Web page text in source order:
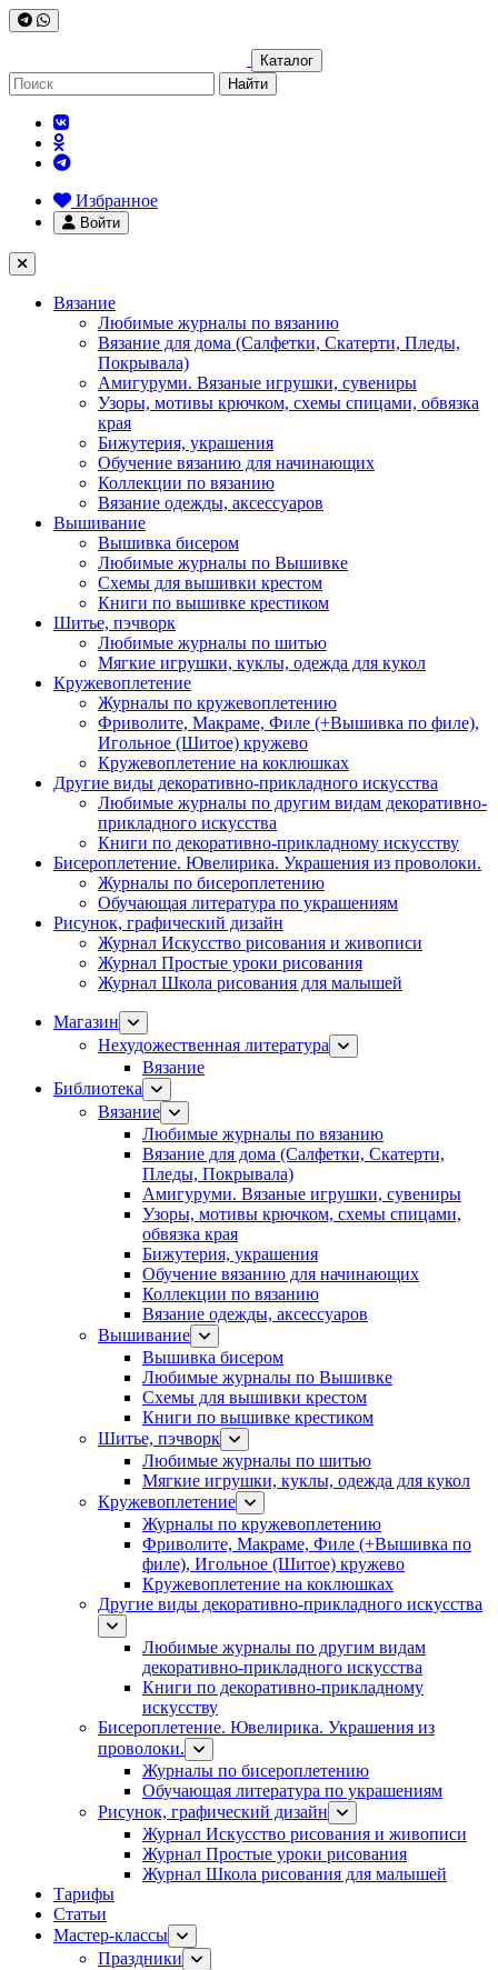
Каталог
Найти
Избранное
Войти
Вязание
Любимые журналы по вязанию
Вязание для дома (Салфетки, Скатерти, Пледы,
Покрывала)
Амигуруми. Вязаные игрушки, сувениры
Узоры, мотивы крючком, схемы спицами, обвязка
края
Бижутерия, украшения
Обучение вязанию для начинающих
Коллекции по вязанию
Вязание одежды, аксессуаров
Вышивание
Вышивка бисером
Любимые журналы по Вышивке
Схемы для вышивки крестом
Книги по вышивке крестиком
Шитье, пэчворк
Любимые журналы по шитью
Мягкие игрушки, куклы, одежда для кукол
Кружевоплетение
Журналы по кружевоплетению
Фриволите, Макраме, Филе (+Вышивка по филе),
Игольное (Шитое) кружево
Кружевоплетение на коклюшках
Другие виды декоративно-прикладного искусства
Любимые журналы по другим видам декоративно-
прикладного искусства
Книги по декоративно-прикладному искусству
Бисероплетение. Ювелирика. Украшения из проволоки.
Журналы по бисероплетению
Обучающая литература по украшениям
Рисунок, графический дизайн
Журнал Искусство рисования и живописи
Журнал Простые уроки рисования
Журнал Школа рисования для малышей
Магазин
Нехудожественная литература
Вязание
Библиотека
Вязание
Любимые журналы по вязанию
Вязание для дома (Салфетки, Скатерти,
Пледы, Покрывала)
Амигуруми. Вязаные игрушки, сувениры
Узоры, мотивы крючком, схемы спицами,
обвязка края
Бижутерия, украшения
Обучение вязанию для начинающих
Коллекции по вязанию
Вязание одежды, аксессуаров
Вышивание
Вышивка бисером
Любимые журналы по Вышивке
Схемы для вышивки крестом
Книги по вышивке крестиком
Шитье, пэчворк
Любимые журналы по шитью
Мягкие игрушки, куклы, одежда для кукол
Кружевоплетение
Журналы по кружевоплетению
Фриволите, Макраме, Филе (+Вышивка по
филе), Игольное (Шитое) кружево
Кружевоплетение на коклюшках
Другие виды декоративно-прикладного искусства
Любимые журналы по другим видам
декоративно-прикладного искусства
Книги по декоративно-прикладному
искусству
Бисероплетение. Ювелирика. Украшения из
проволоки.
Журналы по бисероплетению
Обучающая литература по украшениям
Рисунок, графический дизайн
Журнал Искусство рисования и живописи
Журнал Простые уроки рисования
Журнал Школа рисования для малышей
Тарифы
Статьи
Мастер-классы
Праздники